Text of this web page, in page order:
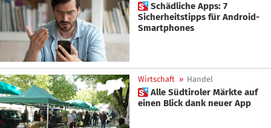
 Schädliche Apps: 7
Sicherheitstipps für Android-
Smartphones
Wirtschaft » Handel
 Alle Südtiroler Märkte auf
einen Blick dank neuer App